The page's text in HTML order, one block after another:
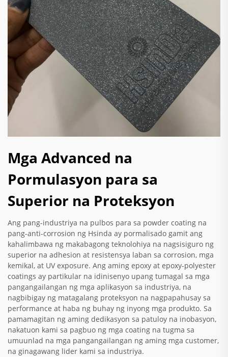
Mga Advanced na
Pormulasyon para sa
Superior na Proteksyon
Ang pang-industriya na pulbos para sa powder coating na
pang-anti-corrosion ng Hsinda ay pormalisado gamit ang
kahalimbawa ng makabagong teknolohiya na nagsisiguro ng
superior na adhesion at resistensya laban sa corrosion, mga
kemikal, at UV exposure. Ang aming epoxy at epoxy-polyester
coatings ay partikular na idinisenyo upang tumagal sa mga
pangangailangan ng mga aplikasyon sa industriya, na
nagbibigay ng matagalang proteksyon na nagpapahusay sa
performance at haba ng buhay ng inyong mga produkto. Sa
pamamagitan ng aming dedikasyon sa patuloy na inobasyon,
nakatuon kami sa pagbuo ng mga coating na tugma sa
umuunlad na mga pangangailangan ng aming mga customer,
na ginagawang lider kami sa industriya.